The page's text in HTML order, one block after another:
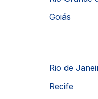
Goiás
Rio de
Recife